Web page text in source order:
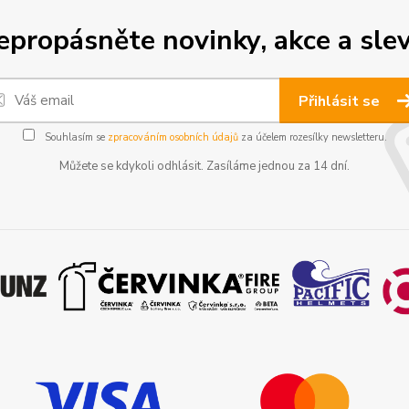
novinky, akce a
Přihlásit se
Souhlasím se zpracováním osobních údajůza účelem rozesílky newsletteru.
Můžete se kdykoli odhlásit. Zasíláme jednou za 14 dní.